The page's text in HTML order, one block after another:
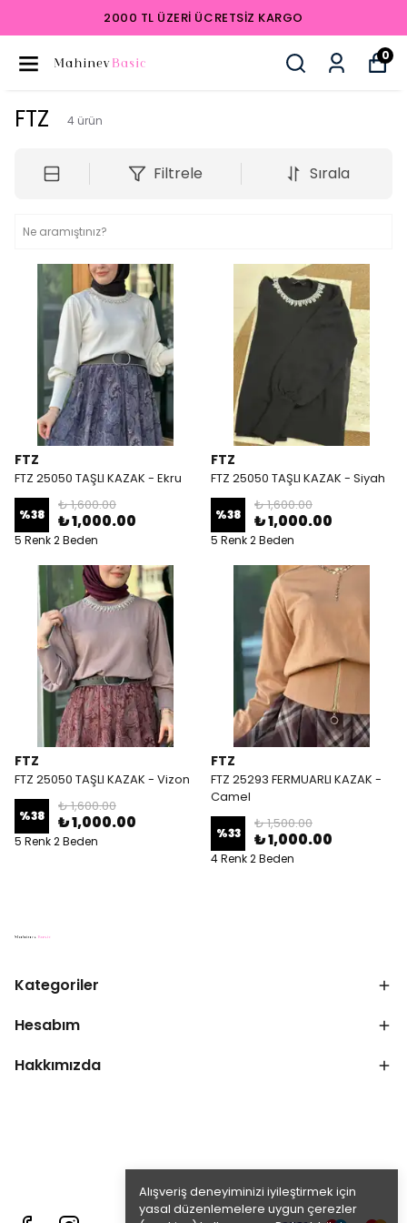
2000 TL ÜZERI ÜCRETSIZ KARGO
0
Alışveriş deneyiminizi iyileştirmek için
yasal düzenlemelere uygun çerezler
FTZ 4 ürün
Filtrele Sırala
FTZ
FTZ 25050 TAŞLI KAZAK - Ekru
%38
₺ 1,600.00
₺ 1,000.00
5 Renk 2 Beden
FTZ
FTZ 25050 TAŞLI KAZAK - Siyah
%38
₺ 1,600.00
₺ 1,000.00
5 Renk 2 Beden
FTZ
FTZ 25050 TAŞLI KAZAK - Vizon
%38
₺ 1,600.00
₺ 1,000.00
5 Renk 2 Beden
FTZ
FTZ 25293 FERMUARLI KAZAK -
Camel
%33
₺ 1,500.00
₺ 1,000.00
4 Renk 2 Beden
Kategoriler
Hesabım
Hakkımızda